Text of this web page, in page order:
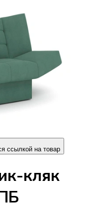
ссылкой на товар
кляк